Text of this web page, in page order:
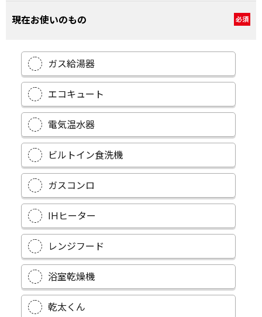
現在お使いのもの 必須
ガス給湯器
エコキュート
電気温水器
ビルトイン食洗機
ガスコンロ
IHヒーター
レンジフード
浴室乾燥機
乾太くん